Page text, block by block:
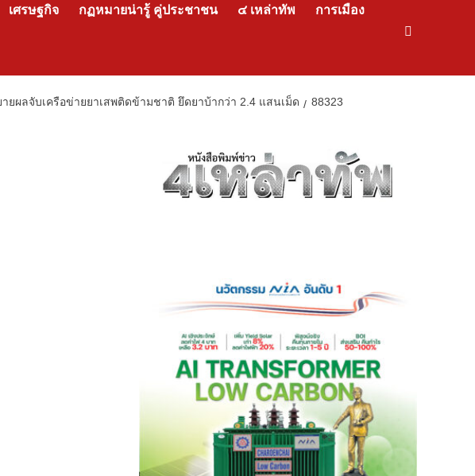
เศรษฐกิจ กฏหมายน่ารู้ คู่ประชาชน ๔ เหล่าทัพ การเมือง
ยผลจับเครือข่ายยาเสพติดข้ามชาติ ยึดยาบ้ากว่า 2.4 แสนเม็ด 88323